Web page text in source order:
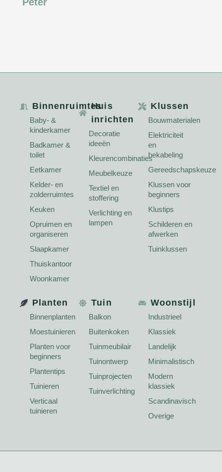
Binnenruimtes
Baby- &
kinderkamer
Badkamer &
toilet
Eetkamer
Kelder- en
zolderruimtes
Keuken
Opruimen en
organiseren
Slaapkamer
Thuiskantoor
Woonkamer
Huis
inrichten
Decoratie
ideeën
Kleurencombinaties
Meubelkeuze
Textiel en
stoffering
Verlichting en
lampen
Klussen
Bouwmaterialen
Elektriciteit
en
bekabeling
Gereedschapskeuze
Klussen voor
beginners
Klustips
Schilderen en
afwerken
Tuinklussen
Planten
Binnenplanten
Moestuinieren
Planten voor
beginners
Plantentips
Tuinieren
Verticaal
tuinieren
Tuin
Balkon
Buitenkoken
Tuinmeubilair
Tuinontwerp
Tuinprojecten
Tuinverlichting
Woonstijl
Industrieel
Klassiek
Landelijk
Minimalistisch
Modern
klassiek
Scandinavisch
Overige